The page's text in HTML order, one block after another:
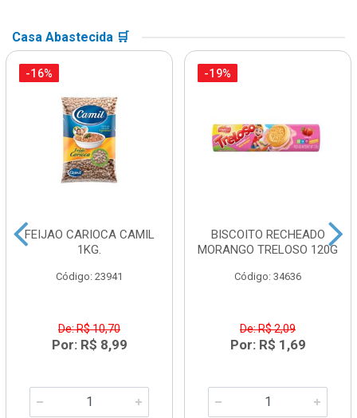
Casa Abastecida 🛒
-16%
FEIJAO CARIOCA CAMIL
1KG.
Código: 23941
De: R$ 10,70
Por: R$ 8,99
-19%
BISCOITO RECHEADO
MORANGO TRELOSO 120G
Código: 34636
De: R$ 2,09
Por: R$ 1,69